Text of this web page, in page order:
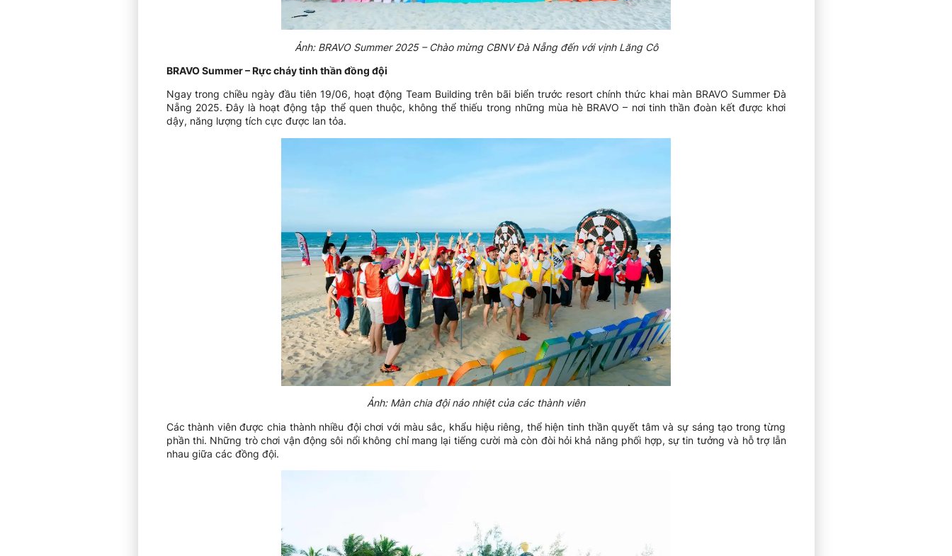
Ảnh: BRAVO Summer 2025 – Chào mừng CBNV Đà Nẵng đến với vịnh Lăng Cô
BRAVO Summer – Rực cháy tinh thần đồng đội
Ngay trong chiều ngày đầu tiên 19/06, hoạt động Team Building trên bãi biển trước resort chính thức khai màn BRAVO Summer Đà
Nẵng 2025. Đây là hoạt động tập thể quen thuộc, không thể thiếu trong những mùa hè BRAVO – nơi tinh thần đoàn kết được khơi
dậy, năng lượng tích cực được lan tỏa.
Ảnh: Màn chia đội náo nhiệt của các thành viên
Các thành viên được chia thành nhiều đội chơi với màu sắc, khẩu hiệu riêng, thể hiện tinh thần quyết tâm và sự sáng tạo trong từng
phần thi. Những trò chơi vận động sôi nổi không chỉ mang lại tiếng cười mà còn đòi hỏi khả năng phối hợp, sự tin tưởng và hỗ trợ lẫn
nhau giữa các đồng đội.